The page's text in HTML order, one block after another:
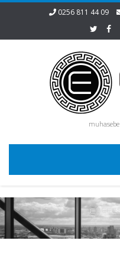
0256 811 44 09